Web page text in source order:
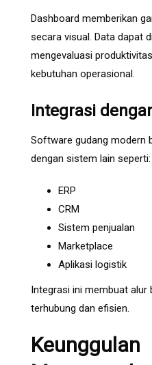
Dashboard memberikan
secara visual. Data dapat
mengevaluasi
kebutuhan operasional.
Integrasi
Software gudang modern
dengan sistem lain seperti:
ERP
CRM
Sistem penjualan
Marketplace
Aplikasi logistik
Integrasi ini membuat alur
terhubung dan efisien.
Keunggulan